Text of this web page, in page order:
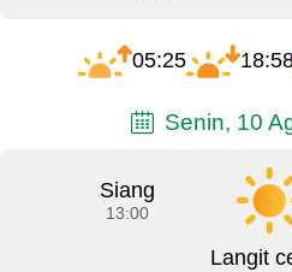
05:25
Senin, 10
Siang
13:00
Langit